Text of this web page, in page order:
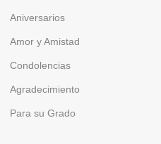
Aniversarios
Amor y Amistad
Condolencias
Agradecimiento
Para su Grado